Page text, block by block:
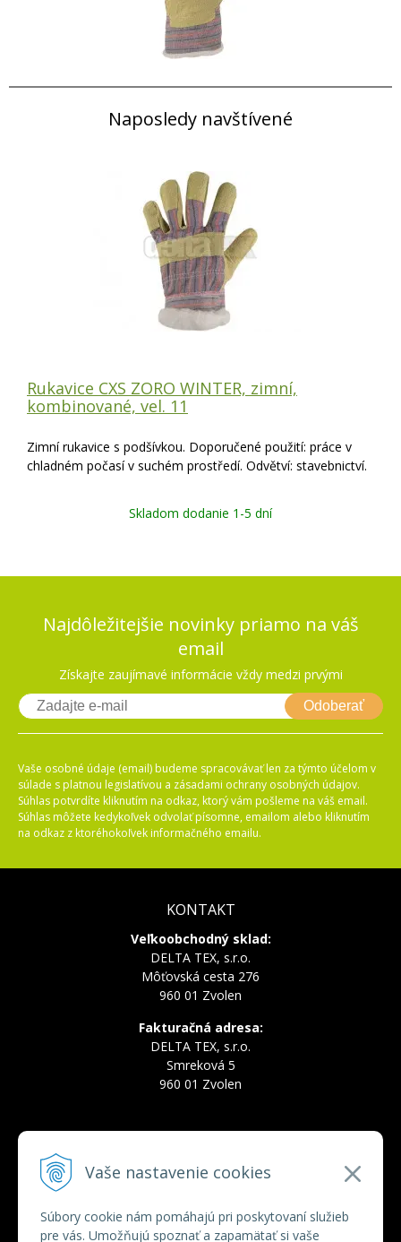
Vaše nastavenie cookies
Súbory cookie nám pomáhajú pri poskytovaní služieb
pre vás. Umožňujú spoznať a zapamätať si vaše
Naposledy navštívené
Rukavice CXS ZORO WINTER, zimní,
kombinované, vel. 11
Zimní rukavice s podšívkou. Doporučené použití: práce v
chladném počasí v suchém prostředí. Odvětví: stavebnictví.
Skladom dodanie 1-5 dní
Najdôležitejšie novinky priamo na váš
email
Získajte zaujímavé informácie vždy medzi prvými
Odoberať
Vaše osobné údaje (email) budeme spracovávať len za týmto účelom v
súlade s platnou legislatívou a zásadami ochrany osobných údajov.
Súhlas potvrdíte kliknutím na odkaz, ktorý vám pošleme na váš email.
Súhlas môžete kedykoľvek odvolať písomne, emailom alebo kliknutím
na odkaz z ktoréhokoľvek informačného emailu.
KONTAKT
Veľkoobchodný sklad:
DELTA TEX, s.r.o.
Môťovská cesta 276
960 01 Zvolen
Fakturačná adresa:
DELTA TEX, s.r.o.
Smreková 5
960 01 Zvolen
Tel.:+421 910 228 822
E-mail: deltatex@deltatex.sk